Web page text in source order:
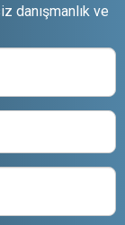
danışmanlık ve